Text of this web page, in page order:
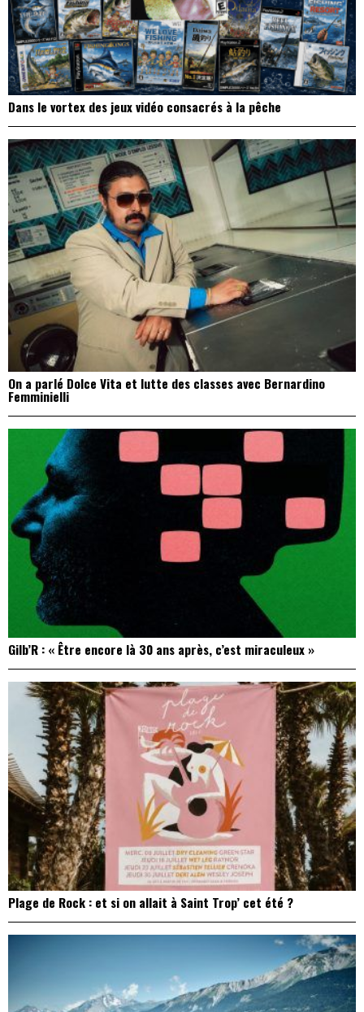
Dans le vortex des jeux vidéo consacrés à la pêche
On a parlé Dolce Vita et lutte des classes avec Bernardino
Femminielli
Gilb’R : « Être encore là 30 ans après, c’est miraculeux »
Plage de Rock : et si on allait à Saint Trop’ cet été ?